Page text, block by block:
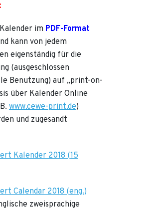
im PDF-Format
kann von jedem
eigenständig für die
(ausgeschlossen
Benutzung) auf „print-on-
über Kalender Online
www.cewe-print.de)
und zugesandt
Kalender 2018 (15
Calendar 2018 (eng.)
zweisprachige